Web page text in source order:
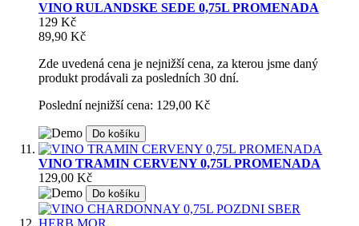
VINO RULANDSKE SEDE 0,75L PROMENADA
129 Kč
89,90 Kč
Zde uvedená cena je nejnižší cena, za kterou jsme daný
produkt prodávali za posledních 30 dní.
Poslední nejnižší cena: 129,00 Kč
Do košíku
VINO TRAMIN CERVENY 0,75L PROMENADA
129,00 Kč
Do košíku